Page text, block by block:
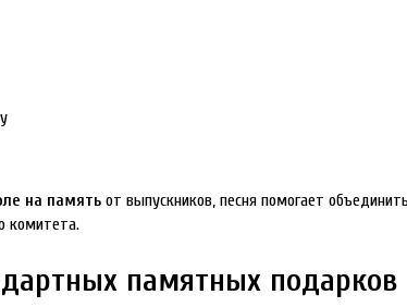
на память от выпускников, песня помогает
комитета.
памятных подарков